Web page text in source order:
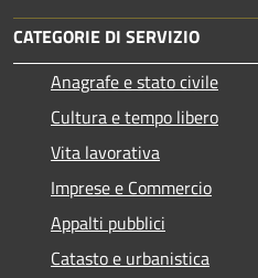
CATEGORIE DI SERVIZIO
Anagrafe e stato civile
Cultura e tempo libero
Vita lavorativa
Imprese e Commercio
Appalti pubblici
Catasto e urbanistica